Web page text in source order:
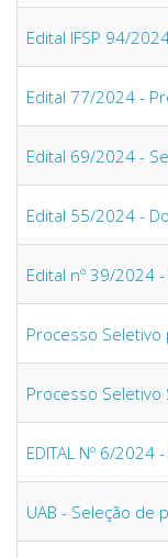
Edital IFSP 94/
Edital 77/2024 -
Edital 69/2024 -
Edital 55/2024 -
Edital nº 39/2024
Processo Seletivo
Processo Seletivo
EDITAL Nº 6/
UAB - Seleção de